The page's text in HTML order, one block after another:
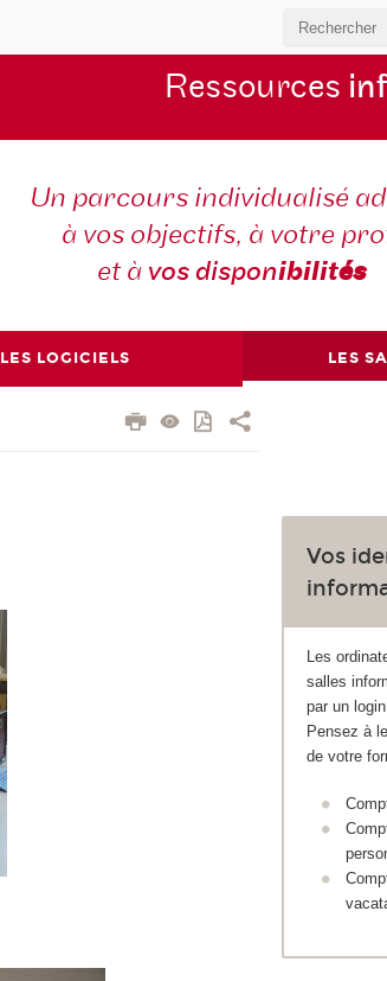
Ressources
Un parcours individualisé
à vos objectifs, à votre
et à vos disponibilités
LES LOGICIELS LES
Vos
Les
salles
par un
Pensez à
de votre